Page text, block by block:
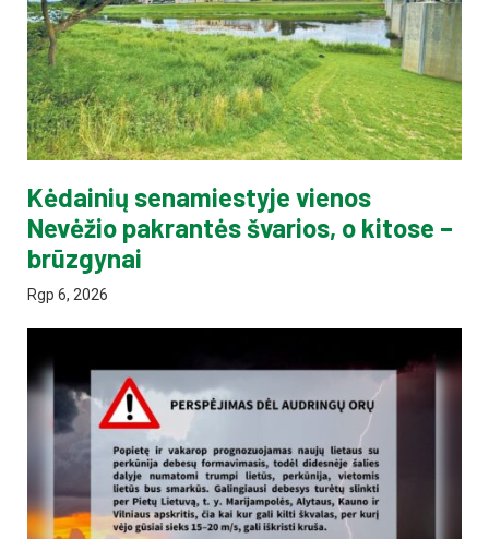
Kėdainių senamiestyje vienos
Nevėžio pakrantės švarios, o kitose –
brūzgynai
Rgp 6, 2026